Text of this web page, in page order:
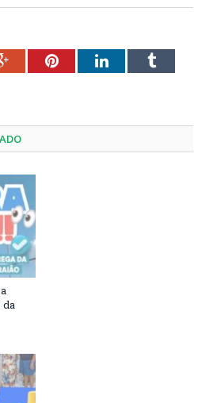
Google+PinterestLinkedInTumblr
da